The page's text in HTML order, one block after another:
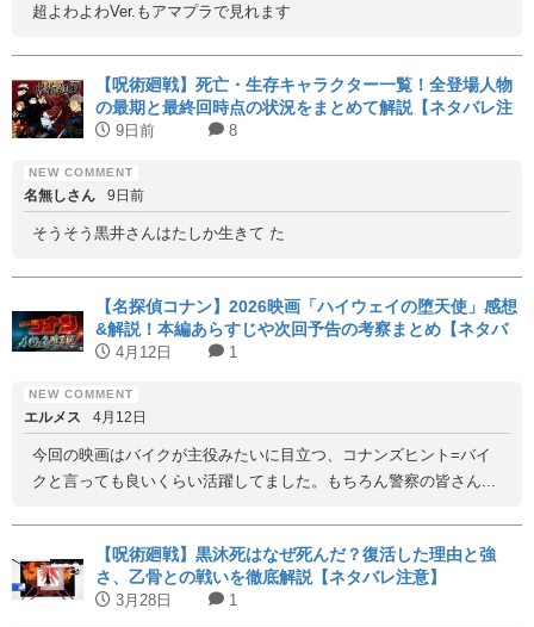
超よわよわVer.もアマプラで見れます
【呪術廻戦】死亡・生存キャラクター一覧！全登場人物
の最期と最終回時点の状況をまとめて解説【ネタバレ注
意】9日前 8
名無しさん 9日前
そうそう黒井さんはたしか生きて た
【名探偵コナン】2026映画「ハイウェイの堕天使」感想
&解説！本編あらすじや次回予告の考察まとめ【ネタバ
レ注意】
4月12日 1
エルメス 4月12日
今回の映画はバイクが主役みたいに目立つ、コナンズヒント=バイ
クと言っても良いくらい活躍してました。もちろん警察の皆さん...
【呪術廻戦】黒沐死はなぜ死んだ？復活した理由と強
さ、乙骨との戦いを徹底解説【ネタバレ注意】
3月28日 1